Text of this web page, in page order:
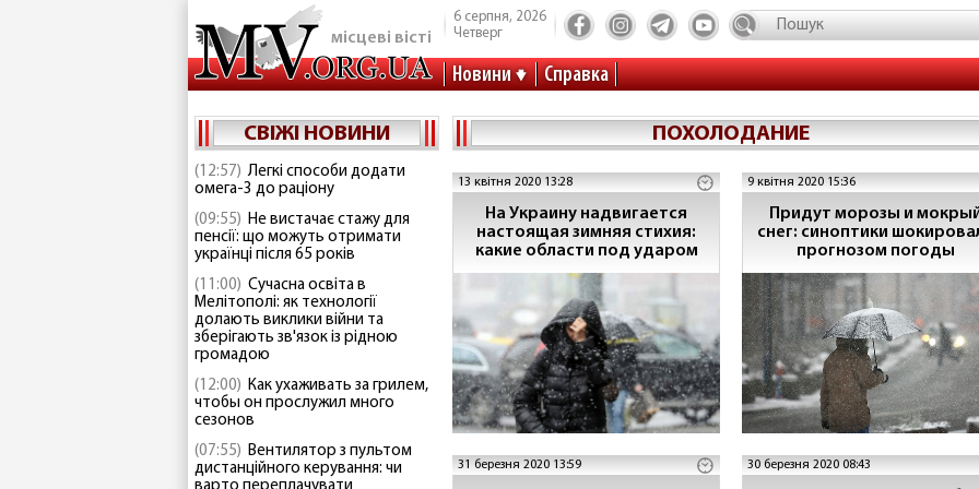
місцеві вісті
6 серпня, 2026
Четверг
Новини Справка
СВІЖІ НОВИНИ
(12:57) Легкі способи додати
омега-3 до раціону
(09:55) Не вистачає стажу для
пенсії: що можуть отримати
українці після 65 років
(11:00) Сучасна освіта в
Мелітополі: як технології
долають виклики війни та
зберігають зв'язок із рідною
громадою
(12:00) Как ухаживать за грилем,
чтобы он прослужил много
сезонов
(07:55) Вентилятор з пультом
дистанційного керування: чи
ПОХОЛОДАНИЕ
13 квітня 2020 13:28
На Украину надвигается
настоящая зимняя стихия:
какие области под ударом
9 квітня 2020 15:36
Придут морозы и
снег: синоптики
прогнозом погоды
31 березня 2020 13:59 30 березня 2020 08:43